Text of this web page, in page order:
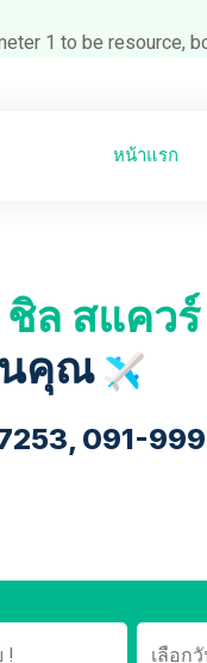
1 to be resource,
หน้าแรก
ล สแคว
นคุณ
091-